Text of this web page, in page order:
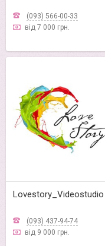
(093) 566-00-33
від 7 000 грн.
Lovestory_Videostudio
(093) 437-94-74
від 9 000 грн.